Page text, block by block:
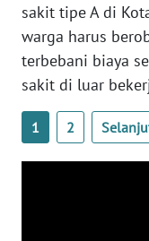
sakit tipe A di
warga harus
terbebani biaya
sakit di luar
1 2
SUMBAR
WN
SUMSEL
WN